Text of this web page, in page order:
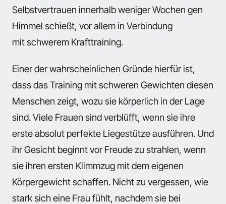
Selbstvertrauen innerhalb weniger Wochen gen
Himmel schießt, vor allem in Verbindung
mit schwerem Krafttraining.
Einer der wahrscheinlichen Gründe hierfür ist,
dass das Training mit schweren Gewichten diesen
Menschen zeigt, wozu sie körperlich in der Lage
sind. Viele Frauen sind verblüfft, wenn sie ihre
erste absolut perfekte Liegestütze ausführen. Und
ihr Gesicht beginnt vor Freude zu strahlen, wenn
sie ihren ersten Klimmzug mit dem eigenen
Körpergewicht schaffen. Nicht zu vergessen, wie
stark sich eine Frau fühlt, nachdem sie bei